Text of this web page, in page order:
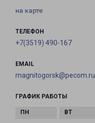
на карте
ТЕЛЕФОН
+7(3519) 490-167
EMAIL
magnitogorsk@pecom.ru
ГРАФИК РАБОТЫ